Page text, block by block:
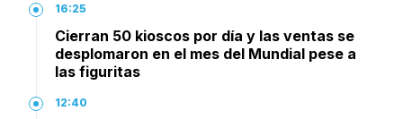
16:25
Cierran 50 kioscos por día y las ventas se
desplomaron en el mes del Mundial pese a
las figuritas
12:40